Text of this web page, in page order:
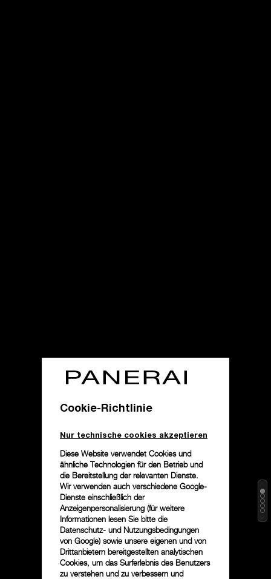
Cookie-Richtlinie
Nur technische cookies akzeptieren
Diese Website verwendet Cookies und
ähnliche Technologien für den Betrieb und
die Bereitstellung der relevanten Dienste.
Wir verwenden auch verschiedene Google-
Dienste einschließlich der
Anzeigenpersonalisierung (für weitere
Informationen lesen Sie bitte die
Datenschutz- und Nutzungsbedingungen
von Google) sowie unsere eigenen und von
Drittanbietern bereitgestellten analytischen
Cookies, um das Surferlebnis des Benutzers
zu verstehen und zu verbessern und